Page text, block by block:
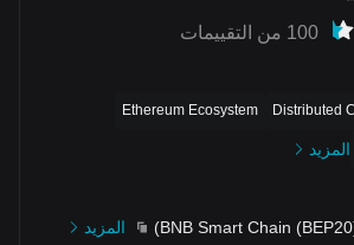
100 من التقييمات
Distributed
Ethereum Ecosystem
المزيد
BNB Smart Chain
)
المزيد